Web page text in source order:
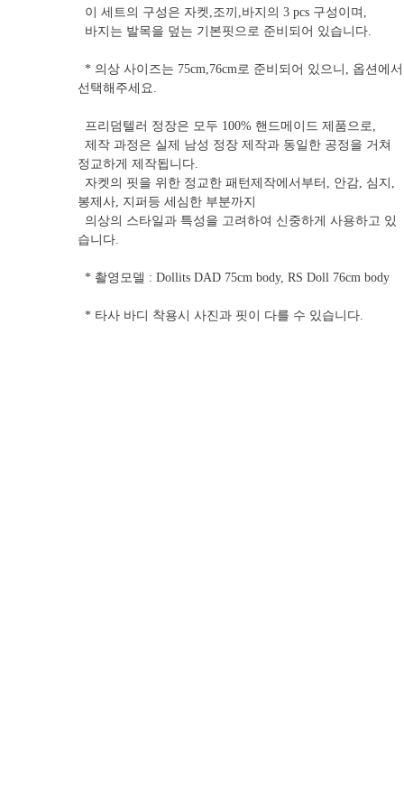
이 세트의 구성은 자켓,조끼,바지의 3 pcs 구성이며,
바지는 발목을 덮는 기본핏으로 준비되어 있습니다.
* 의상 사이즈는 75cm,76cm로 준비되어 있으니, 옵션에서
선택해주세요.
프리덤텔러 정장은 모두 100% 핸드메이드 제품으로,
제작 과정은 실제 남성 정장 제작과 동일한 공정을 거쳐
정교하게 제작됩니다.
자켓의 핏을 위한 정교한 패턴제작에서부터, 안감, 심지,
봉제사, 지퍼등 세심한 부분까지
의상의 스타일과 특성을 고려하여 신중하게 사용하고 있
습니다.
* 촬영모델 : Dollits DAD 75cm body, RS Doll 76cm body
* 타사 바디 착용시 사진과 핏이 다를 수 있습니다.